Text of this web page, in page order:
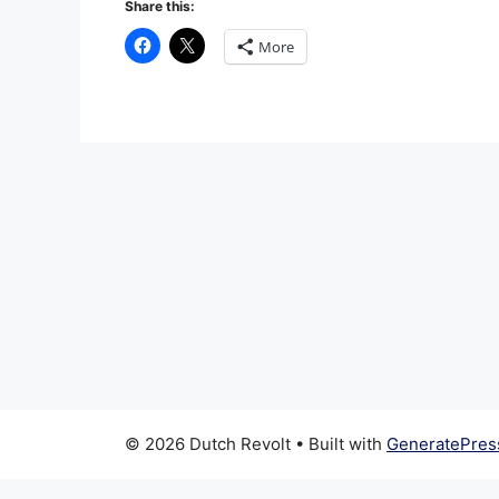
Share this:
More
© 2026 Dutch Revolt • Built with